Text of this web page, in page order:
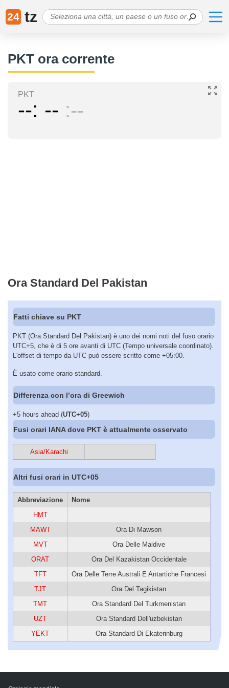
24 tz
PKT ora corrente
PKT
-- -- --
Ora Standard Del Pakistan
Fatti chiave su PKT
PKT (Ora Standard Del Pakistan) è uno dei nomi noti del fuso orario
UTC+5, che è di 5 ore avanti di UTC (Tempo universale coordinato).
L'offset di tempo da UTC può essere scritto come +05:00.
È usato come orario standard.
Differenza con l’ora di Greewich
+5 hours ahead (UTC+05)
Fusi orari IANA dove PKT è attualmente osservato
Asia/Karachi
Altri fusi orari in UTC+05
Abbreviazione
Nome
HMT
MAWT
Ora Di Mawson
MVT
Ora Delle Maldive
ORAT
Ora Del Kazakistan Occidentale
TFT
Ora Delle Terre Australi E Antartiche Francesi
TJT
Ora Del Tagikistan
TMT
Ora Standard Del Turkmenistan
UZT
Ora Standard Dell'uzbekistan
YEKT
Ora Standard Di Ekaterinburg